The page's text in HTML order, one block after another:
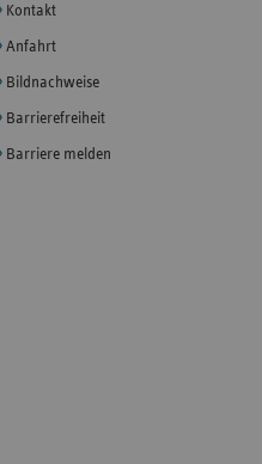
Kontakt
Anfahrt
Bildnachweise
Barrierefreiheit
Barriere melden